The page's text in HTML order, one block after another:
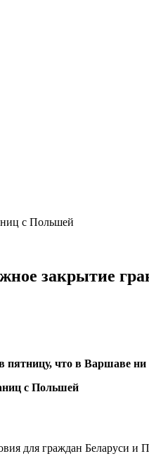
с Польшей
закрытие
что в Варшаве
для граждан Беларуси и